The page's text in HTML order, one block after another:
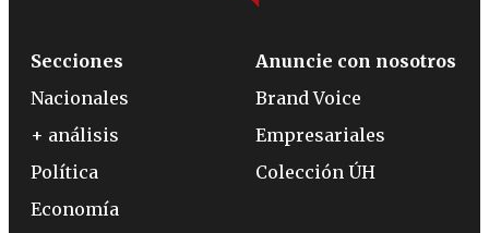
Secciones
Nacionales
+ análisis
Política
Economía
Anuncie con nosotros
Brand Voice
Empresariales
Colección ÚH